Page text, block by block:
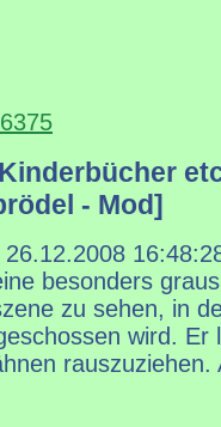
- Mod]
26.12.2008
besonders
zu sehen, in
wird. Er
rauszuziehen.